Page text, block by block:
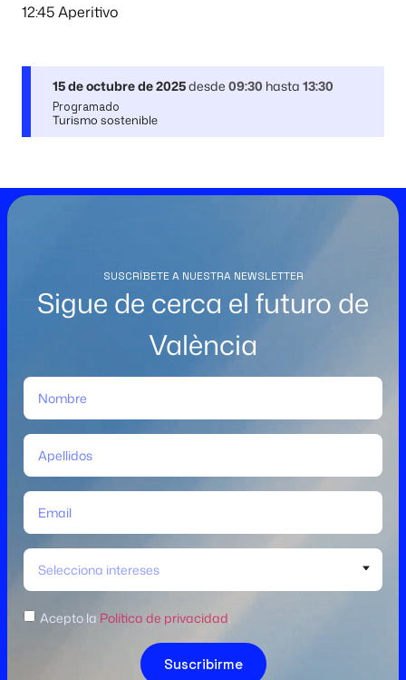
12:45 Aperitivo
15 de octubre de 2025desde 09:30 hasta 13:30
Programado
Turismo sostenible
SUSCRÍBETE A NUESTRA NEWSLETTER
Sigue de cerca el futuro de
València
Selecciona intereses
Acepto la Política de privacidad
Suscribirme